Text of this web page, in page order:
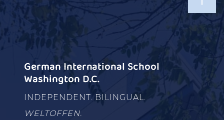
German International School
Washington D.C.
INDEPENDENT. BILINGUAL.
WELTOFFEN.